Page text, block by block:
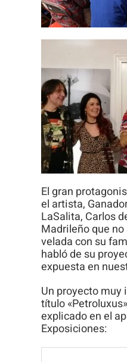
El gran
el artista,
LaSalita, Carlos
Madrileño que
velada con su
habló de su
expuesta en
Un proyecto muy
título
explicado en el
Exposiciones: